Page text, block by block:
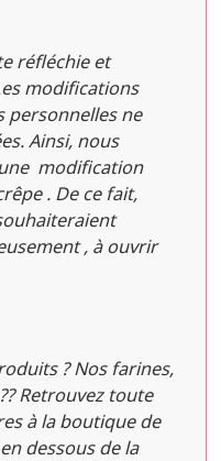
réfléchie et
modifications
ne
Ainsi, nous
modification
. De ce fait,
, à ouvrir
? Nos farines,
Retrouvez toute
à la boutique de
dessous de la